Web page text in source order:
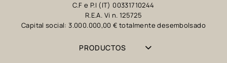
C.F e P.I (IT) 00331710244
R.E.A. Vi n. 125725
Capital social: 3.000.000,00 € totalmente desembolsado
PRODUCTOS